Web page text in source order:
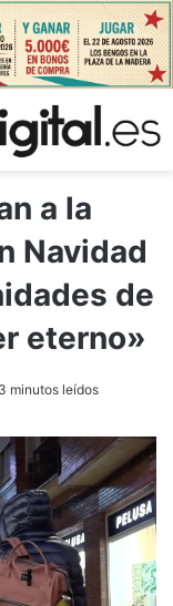
a la
Navidad
de
eterno»
3 minutos leídos